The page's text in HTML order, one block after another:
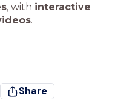
, with interactive
.
Share